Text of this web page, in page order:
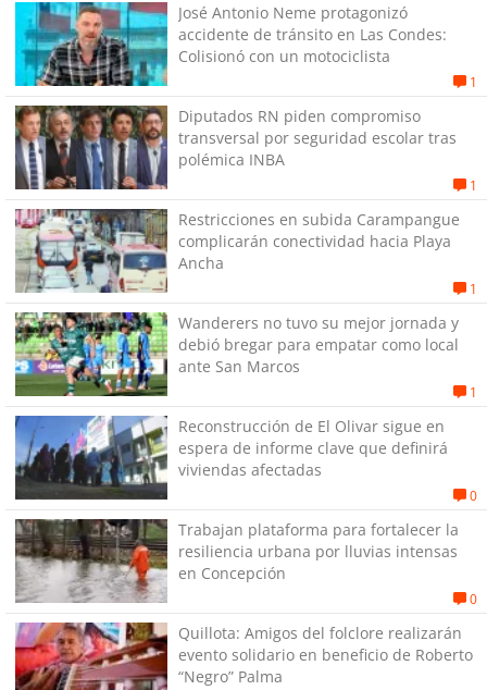
José Antonio Neme protagonizó
accidente de tránsito en Las Condes:
Colisionó con un motociclista
1
Diputados RN piden compromiso
transversal por seguridad escolar tras
polémica INBA
1
Restricciones en subida Carampangue
complicarán conectividad hacia Playa
Ancha
1
Wanderers no tuvo su mejor jornada y
debió bregar para empatar como local
ante San Marcos
1
Reconstrucción de El Olivar sigue en
espera de informe clave que definirá
viviendas afectadas
0
Trabajan plataforma para fortalecer la
resiliencia urbana por lluvias intensas
en Concepción
0
Quillota: Amigos del folclore realizarán
evento solidario en beneficio de Roberto
“Negro” Palma